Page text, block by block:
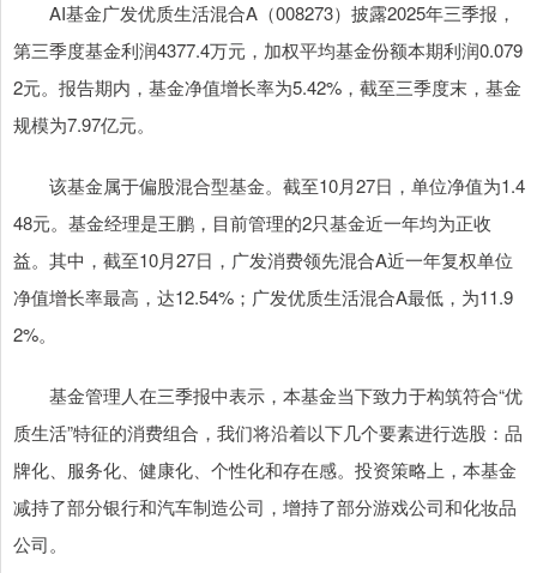
AI基金广发优质生活混合A（008273）披露2025年三季报，
第三季度基金利润4377.4万元，加权平均基金份额本期利润0.079
2元。报告期内，基金净值增长率为5.42%，截至三季度末，基金
规模为7.97亿元。
该基金属于偏股混合型基金。截至10月27日，单位净值为1.4
48元。基金经理是王鹏，目前管理的2只基金近一年均为正收
益。其中，截至10月27日，广发消费领先混合A近一年复权单位
净值增长率最高，达12.54%；广发优质生活混合A最低，为11.9
2%。
基金管理人在三季报中表示，本基金当下致力于构筑符合“优
质生活”特征的消费组合，我们将沿着以下几个要素进行选股：品
牌化、服务化、健康化、个性化和存在感。投资策略上，本基金
减持了部分银行和汽车制造公司，增持了部分游戏公司和化妆品
公司。